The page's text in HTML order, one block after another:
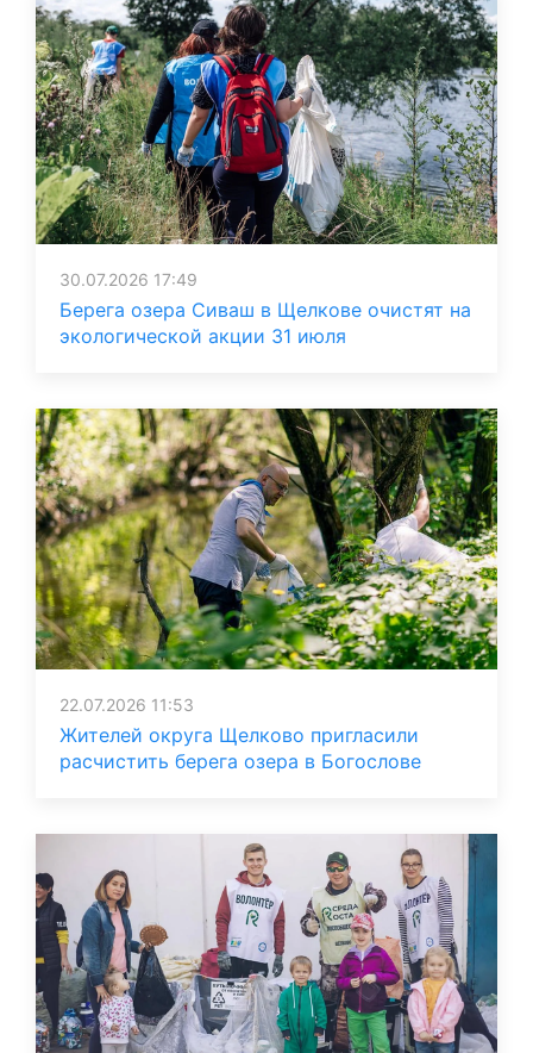
30.07.2026 17:49
Берега озера Сиваш в Щелкове очистят на
экологической акции 31 июля
22.07.2026 11:53
Жителей округа Щелково пригласили
расчистить берега озера в Богослове